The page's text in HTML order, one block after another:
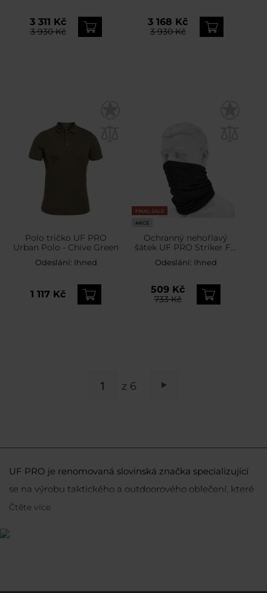
3 311 Kč
3 930 Kč
3 168 Kč
3 930 Kč
Polo tričko UF PRO
Urban Polo - Chive Green
Odeslání: Ihned
1 117 Kč
FINAL SALE
AKCE
Ochranný nehořlavý
šátek UF PRO Striker FR
Neck Gaiter - Black
Odeslání: Ihned
509 Kč
733 Kč
z 6
Čtěte více
UF PRO je renomovaná slovinská značka specializující
se na výrobu taktického a outdoorového oblečení, které
je vysoce ceněno profesionály po celém světě, včetně